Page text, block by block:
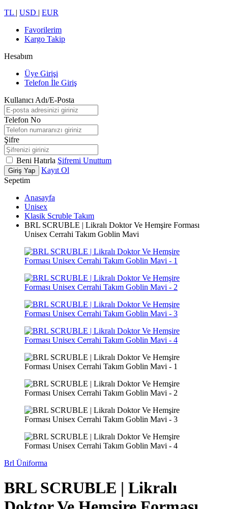
TL | USD | EUR
Favorilerim
Kargo Takip
Hesabım
Üye Girişi
Telefon İle Giriş
Kullanıcı Adı/E-Posta
Telefon No
Şifre
Beni Hatırla Şifremi Unuttum
Giriş Yap
Kayıt Ol
Sepetim
Anasayfa
Unisex
Klasik Scruble Takım
BRL SCRUBLE | Likralı Doktor Ve Hemşire Forması
Unisex Cerrahi Takım Goblin Mavi
Brl Üniforma
BRL SCRUBLE | Likralı